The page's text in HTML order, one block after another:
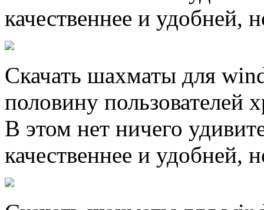
качественнее и удобней,
Скачать шахматы для
половину
В этом нет ничего
качественнее и удобней,